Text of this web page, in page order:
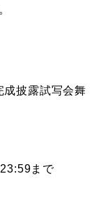
成披露試写会舞
まで